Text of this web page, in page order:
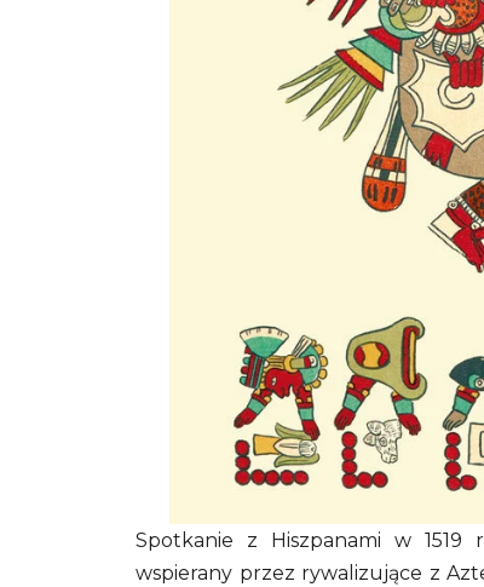
Spotkanie z Hiszpanami w 1519
wspierany przez rywalizujące z